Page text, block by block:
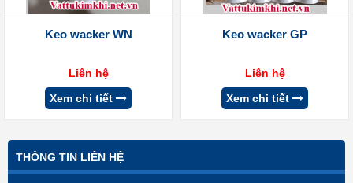
Keo wacker WN
Liên hệ
Xem chi tiết
Keo wacker GP
Liên hệ
Xem chi tiết
THÔNG TIN LIÊN HỆ